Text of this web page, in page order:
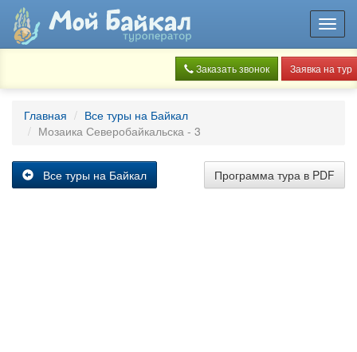
Заказать звонок Заявка на тур
Главная
Все туры на Байкал
Мозаика Северобайкальска - 3
Программа тура в PDF
Все туры на Байкал